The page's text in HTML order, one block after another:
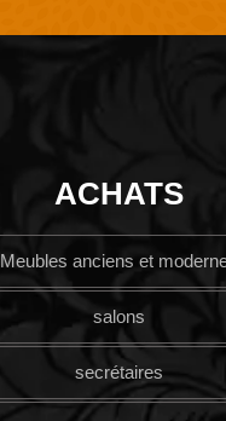
ACHATS
Meubles anciens et
salons
secrétaires